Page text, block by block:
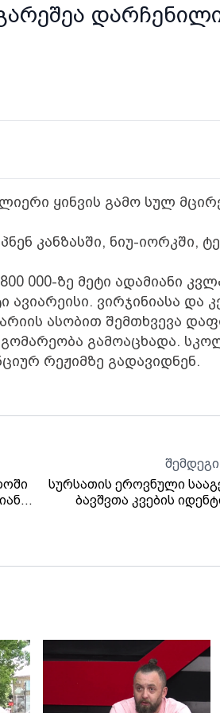
ყინვის გამო სულ
კანზასში, ნიუ-იორკში,
000-ზე მეტი ადამიანი
ვირჯინიასა და
ასობით შემთხვევა
გამოაცხადა.
რეჟიმზე გადავიდნენ.
სურსათის ეროვნული
ბავშვთა კვების
პარტიები ბაზრიდან